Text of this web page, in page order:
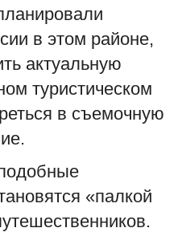
в этом районе,
актуальную
туристическом
в съемочную
«палкой